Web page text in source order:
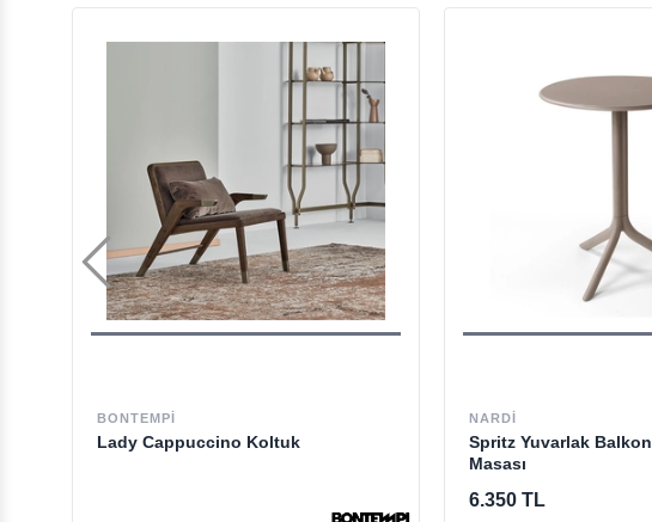
BONTEMPI
Lady Cappuccino Koltuk
NARDI
Spritz Yuvarlak Balkon
Masası
6.350 TL